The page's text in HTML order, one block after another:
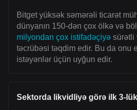
Bitget yüksək səmərəli ticarət
dünyanın 150-dən çox ölkə və
milyondan çox istifadəçiyə sürətli
təcrübəsi təqdim edir. Bu da onu
istəyənlər üçün uyğun edir.
Sektorda likvidliyə görə ilk 3-